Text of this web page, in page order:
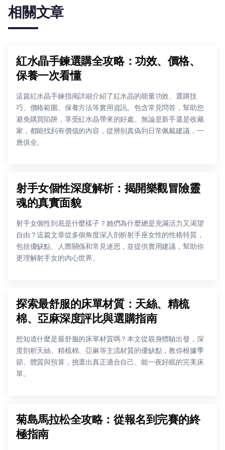
相關文章
紅水晶手鍊選購全攻略：功效、價格、
保養一次看懂
這篇紅水晶手鍊指南詳細介紹了紅水晶的能量功效、選購技
巧、價格範圍、保養方法等實用資訊。包含常見問答，幫助您
避免購買陷阱，享受紅水晶帶來的好處。無論是新手還是收藏
家，都能找到有價值的內容，從辨别真偽到日常佩戴建議，一
應俱全。
射手女個性深度解析：揭開樂觀冒險靈
魂的真實面貌
射手女個性到底是什麼樣子？她們為什麼總是充滿活力又渴望
自由？這篇文章從多個角度深入剖析射手座女性的性格特質，
包括優缺點、人際關係和常見迷思，並提供實用建議，幫助你
更理解射手女的內心世界。
探索最舒服的床單材質：天絲、精梳
棉、亞麻深度評比與選購指南
想知道什麼是最舒服的床單材質嗎？本文從親身體驗出發，深
度剖析天絲、精梳棉、亞麻等主流材質的優缺點，教你根據季
節、體質與預算，挑選出真正適合自己、能一夜好眠的完美床
單。
菊島馬拉松全攻略：從報名到完賽的終
極指南